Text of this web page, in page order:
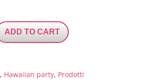
ADD TO CART
, Hawaiian party, Prodotti